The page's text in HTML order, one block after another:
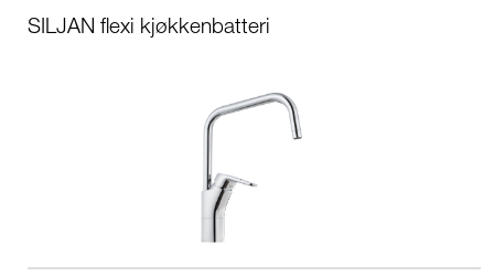
SILJAN flexi kjøkkenbatteri